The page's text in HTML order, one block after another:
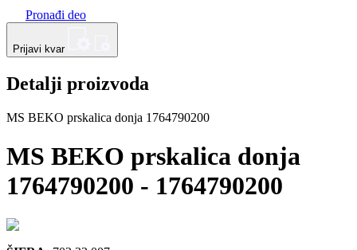
Pronađi deo
Prijavi kvar
Detalji proizvoda
MS BEKO prskalica donja 1764790200
MS BEKO prskalica donja
1764790200 - 1764790200